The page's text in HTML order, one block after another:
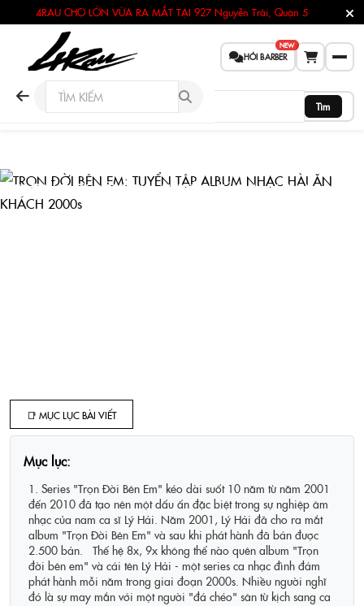
4RAU CHỢ LỚN VỪA RA MẮT TẠI 927 Nguyễn Trãi, Quận 5
HỎI BARBER
NEW
Tìm
TRỌN ĐỜI BÊN EM: TUYỂN TẬP ALBUM NHẠC
📑 MỤC LỤC BÀI VIẾT
Mục lục:
1. Series "Trọn Đời Bên Em" kéo dài suốt 10 năm từ năm 2001
đến 2010 đã tạo nên một dấu ấn đặc biệt trong sự nghiệp âm
nhạc của nam ca sĩ Lý Hải. Năm 2001, Lý Hải đã cho ra mắt
album "Trọn Đời Bên Em" và sau khi phát hành đã bán được
2.500 bản. Thế hệ 8x, 9x không thể nào quên album "Trọn
đời bên em" và cái tên Lý Hải - một series ca nhạc đình đám
phát hành mỗi năm trong giai đoạn 2000s. Nhiều người nghĩ
đó là sự may mắn với một người "đá chéo" sân từ kịch sang ca